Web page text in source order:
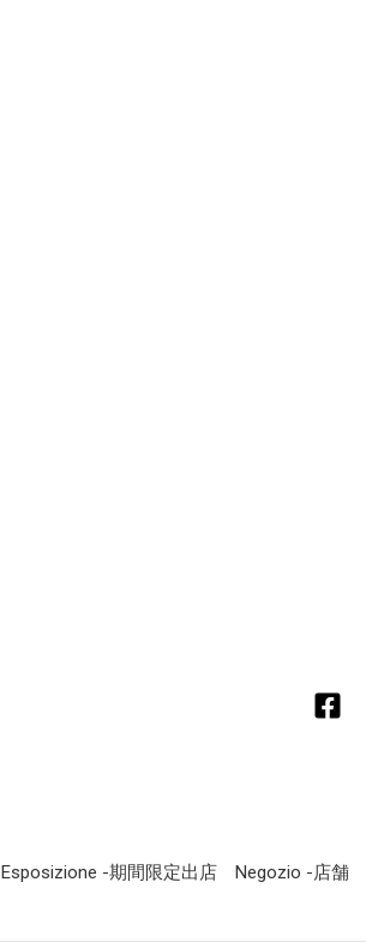
Esposizione -期間限定出店 Negozio -店舗